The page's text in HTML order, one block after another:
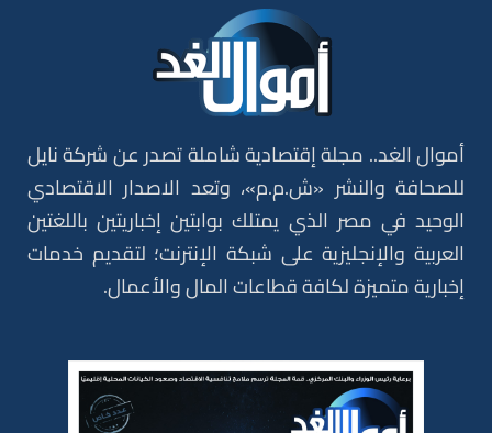
أموال الغد.. مجلة إقتصادية شاملة تصدر عن شركة نايل
للصحافة والنشر «ش.م.م»، وتعد الاصدار الاقتصادي
الوحيد في مصر الذي يمتلك بوابتين إخباريتين باللغتين
العربية والإنجليزية على شبكة الإنترنت؛ لتقديم خدمات
إخبارية متميزة لكافة قطاعات المال والأعمال.